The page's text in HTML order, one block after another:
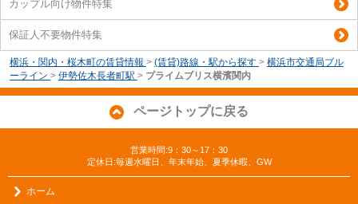
カップル向け物件特集
保証人不要物件特集
横浜・関内・桜木町の賃貸情報 > (賃貸)路線・駅から探す > 横浜市交通局ブル
ーライン > 伊勢佐木長者町駅 > プライムブリス横濱関内
ページトップに戻る
営業時間:9：30～17：30
定休日:毎週水曜日、年末年始、夏季休暇、GW
ホーム